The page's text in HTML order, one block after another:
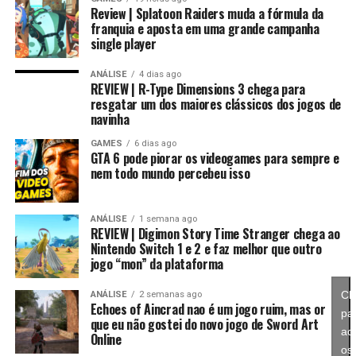
Essa mudança também pode representar um passo
importante para o futuro da franquia. Durante muitos
anos, Splatoon foi visto principalmente como um jogo
competitivo, mas Splatoon Raiders mostra que existe
espaço para expandir esse universo com uma campanha
mais ambiciosa e cheia de conteúdo. Caso a recepção dos
jogadores seja positiva, é bem possível que a Nintendo
continue investindo nesse formato e transforme o modo
história em um dos pilares da série daqui para frente.
No fim das contas, fica a sensação de que Splatoon
Raiders funciona como um grande laboratório para o
futuro da franquia. A Nintendo parece estar testando
novas mecânicas, um mundo mais aberto, sistemas de
progressão e uma campanha muito mais ambiciosa para
entender como os jogadores vão reagir. Se a recepção
Review | Splatoon Raiders muda a fórmula da
franquia e aposta em uma grande campanha
single player
ANÁLISE 4 dias ago
REVIEW | R-Type Dimensions 3 chega para
resgatar um dos maiores clássicos dos jogos de
navinha
GAMES 6 dias ago
GTA 6 pode piorar os videogames para sempre e
nem todo mundo percebeu isso
ANÁLISE 1 semana ago
REVIEW | Digimon Story Time Stranger chega ao
Nintendo Switch 1 e 2 e faz melhor que outro
jogo “mon” da plataforma
ANÁLISE 2 semanas ago
Echoes of Aincrad nao é um jogo ruim, mas or
que eu não gostei do novo jogo de Sword Art
Online
os